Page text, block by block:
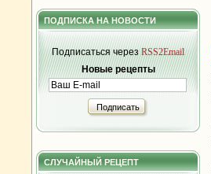
ПОДПИСКА НА НОВОСТИ
Подписаться черезRSS2Email
Новые рецепты
Подписать
СЛУЧАЙНЫЙ РЕЦЕПТ